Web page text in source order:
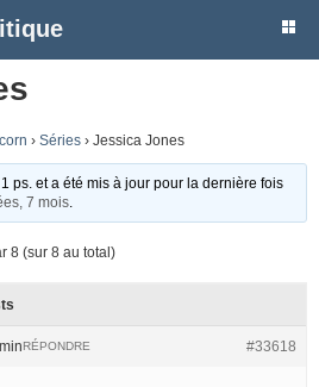
› Séries › Jessica Jones
ps. et a été mis à jour pour la dernière fois
7 mois
8 (sur 8 au total)
#33618
RÉPONDRE